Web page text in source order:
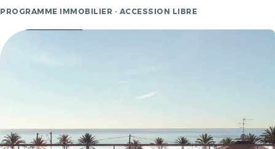
PROGRAMME IMMOBILIER · ACCESSION LIBRE